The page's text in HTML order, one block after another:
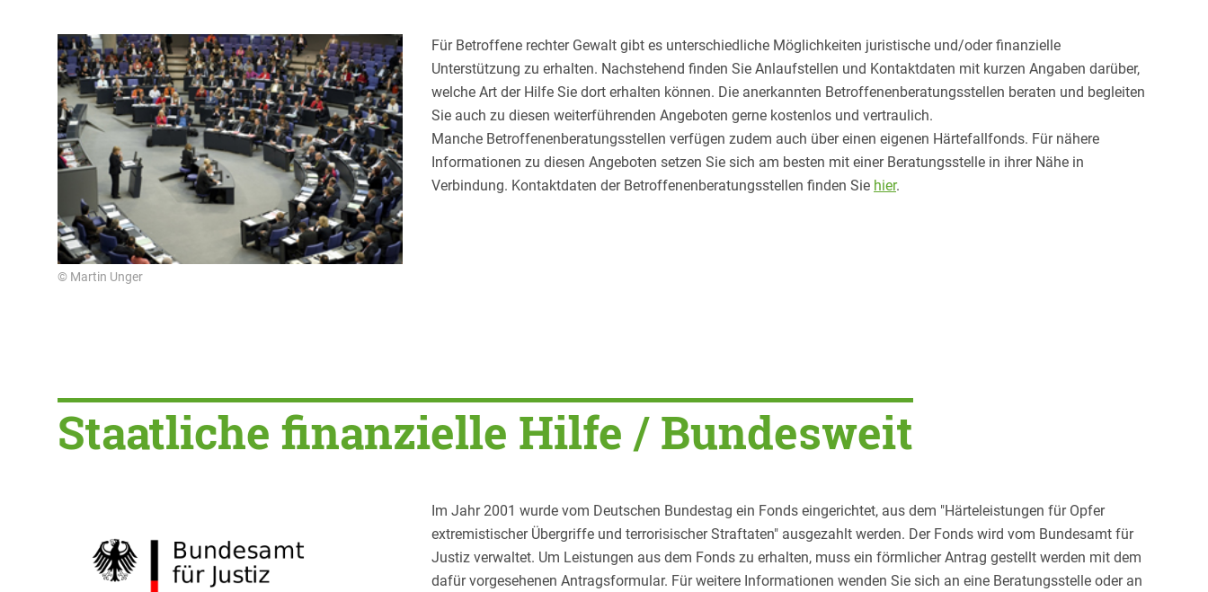
© Martin Unger
Für Betroffene rechter Gewalt gibt es unterschiedliche Möglichkeiten juristische und/oder finanzielle
Unterstützung zu erhalten. Nachstehend finden Sie Anlaufstellen und Kontaktdaten mit kurzen Angaben darüber,
welche Art der Hilfe Sie dort erhalten können. Die anerkannten Betroffenenberatungsstellen beraten und begleiten
Sie auch zu diesen weiterführenden Angeboten gerne kostenlos und vertraulich.
Manche Betroffenenberatungsstellen verfügen zudem auch über einen eigenen Härtefallfonds. Für nähere
Informationen zu diesen Angeboten setzen Sie sich am besten mit einer Beratungsstelle in ihrer Nähe in
Verbindung. Kontaktdaten der Betroffenenberatungsstellen finden Sie hier.
Staatliche finanzielle Hilfe / Bundesweit
Im Jahr 2001 wurde vom Deutschen Bundestag ein Fonds eingerichtet, aus dem "Härteleistungen für Opfer
extremistischer Übergriffe und terrorisischer Straftaten" ausgezahlt werden. Der Fonds wird vom Bundesamt für
Justiz verwaltet. Um Leistungen aus dem Fonds zu erhalten, muss ein förmlicher Antrag gestellt werden mit dem
dafür vorgesehenen Antragsformular. Für weitere Informationen wenden Sie sich an eine Beratungsstelle oder an